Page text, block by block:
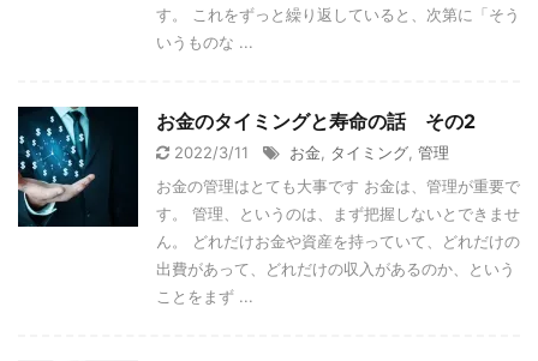
す。 これをずっと繰り返していると、次第に「そう
いうものな ...
お金のタイミングと寿命の話 その2
2022/3/11 お金 タイミング 管理
お金の管理はとても大事です お金は、管理が重要で
す。 管理、というのは、まず把握しないとできませ
ん。 どれだけお金や資産を持っていて、どれだけの
出費があって、どれだけの収入があるのか、という
ことをまず ...